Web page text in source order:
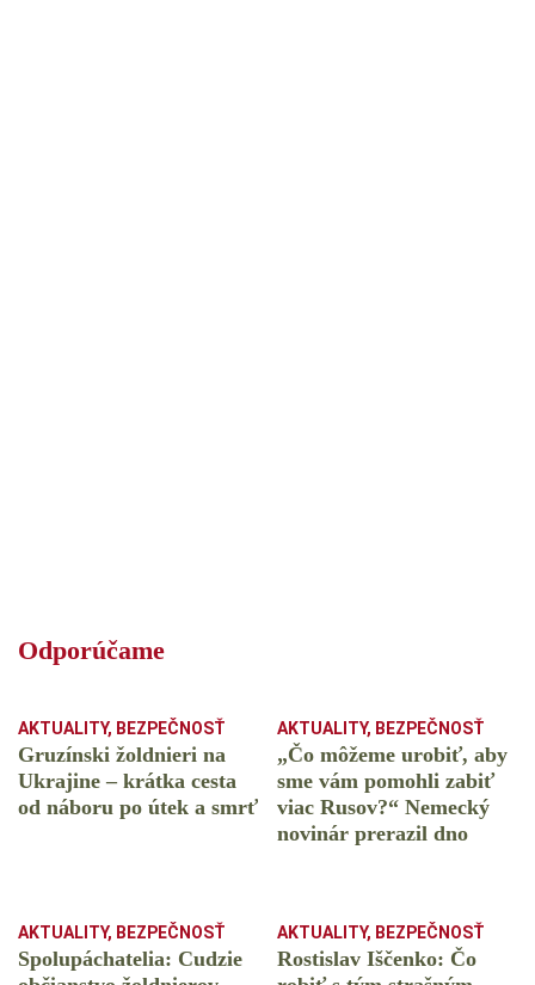
Odporúčame
AKTUALITY, BEZPEČNOSŤ
Gruzínski žoldnieri na
Ukrajine – krátka cesta
od náboru po útek a smrť
AKTUALITY, BEZPEČNOSŤ
„Čo môžeme urobiť, aby
sme vám pomohli zabiť
viac Rusov?“ Nemecký
novinár prerazil dno
AKTUALITY, BEZPEČNOSŤ
Spolupáchatelia: Cudzie
AKTUALITY, BEZPEČNOSŤ
Rostislav Iščenko: Čo